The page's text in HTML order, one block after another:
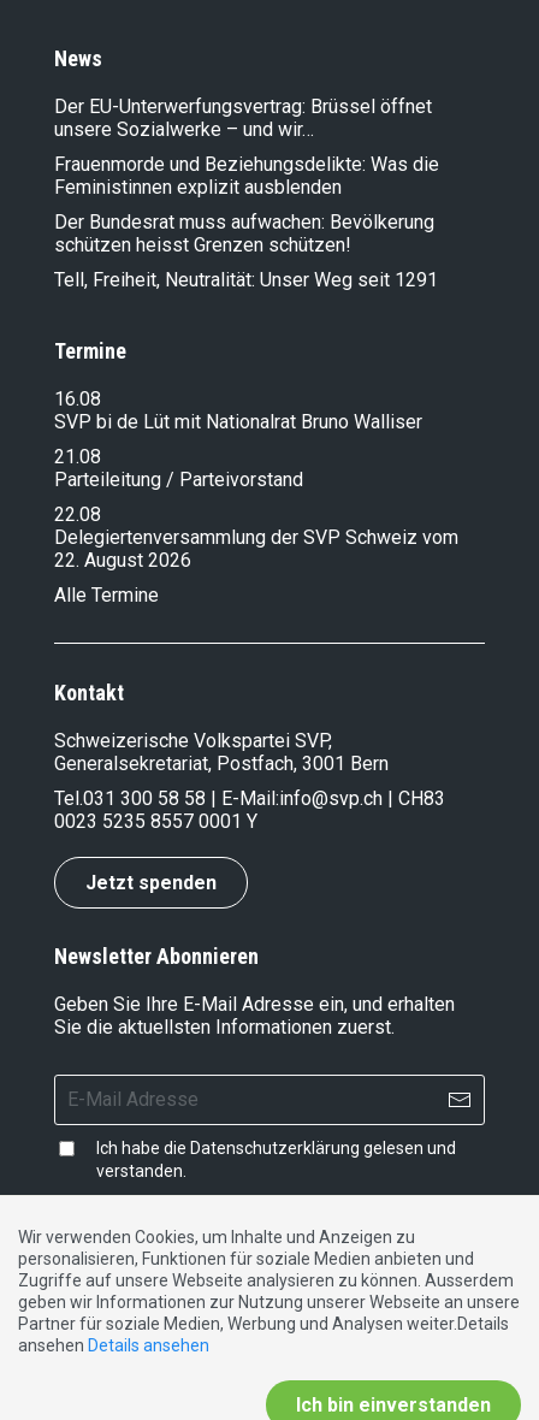
News
Der EU-Unterwerfungsvertrag: Brüssel öffnet
unsere Sozialwerke – und wir…
Frauenmorde und Beziehungsdelikte: Was die
Feministinnen explizit ausblenden
Der Bundesrat muss aufwachen: Bevölkerung
schützen heisst Grenzen schützen!
Tell, Freiheit, Neutralität: Unser Weg seit 1291
Termine
16.08
SVP bi de Lüt mit Nationalrat Bruno Walliser
21.08
Parteileitung / Parteivorstand
22.08
Delegiertenversammlung der SVP Schweiz vom
22. August 2026
Alle Termine
Kontakt
Schweizerische Volkspartei SVP,
Generalsekretariat, Postfach, 3001 Bern
Tel.031 300 58 58 | E-Mail:info@svp.ch | CH83
0023 5235 8557 0001 Y
Jetzt spenden
Newsletter Abonnieren
Geben Sie Ihre E-Mail Adresse ein, und erhalten
Sie die aktuellsten Informationen zuerst.
Ich habe die Datenschutzerklärung gelesen und
verstanden.
Impressum |Datenschutzerklärung|Kontakt
DE FR IT
Wir verwenden Cookies, um Inhalte und Anzeigen zu
personalisieren, Funktionen für soziale Medien anbieten und
Zugriffe auf unsere Webseite analysieren zu können. Ausserdem
geben wir Informationen zur Nutzung unserer Webseite an unsere
Partner für soziale Medien, Werbung und Analysen weiter.Details
ansehen Details ansehen
Ich bin einverstanden